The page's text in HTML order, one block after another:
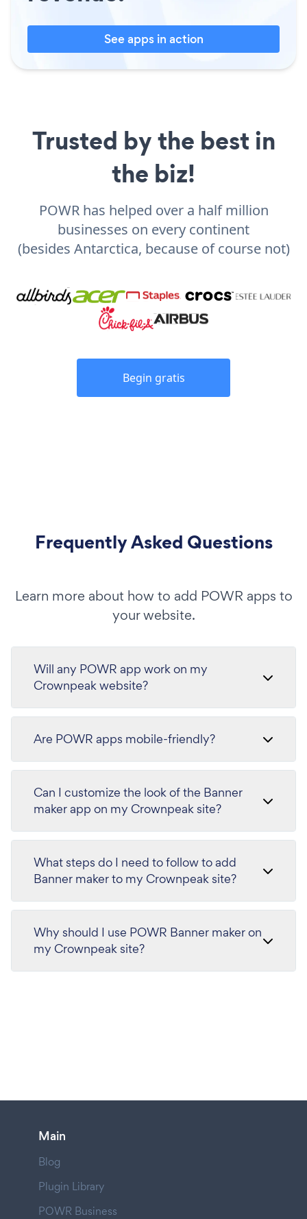
See apps in action
Trusted by the best in
the biz!
POWR has helped over a half million
businesses on every continent
(besides Antarctica, because of course not)
Begin gratis
Frequently Asked Questions
Learn more about how to add POWR apps to
your website.
Will any POWR app work on my
Crownpeak website?
Are POWR apps mobile-friendly?
Can I customize the look of the Banner
maker app on my Crownpeak site?
What steps do I need to follow to add
Banner maker to my Crownpeak site?
Why should I use POWR Banner maker on
my Crownpeak site?
Main
Blog
Plugin Library
POWR Business